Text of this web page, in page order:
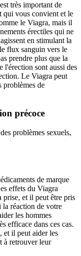
très important de
qui vous convient et le
le Viagra, mais il
érectiles qui ne
en stimulant la
flux sanguin vers le
prendre plus que la
l'érection sont aussi des
Le Viagra peut
problèmes de
précoce
problèmes sexuels,
de marque
effets du Viagra
prise, et il peut être pris
la réaction de votre
les hommes
efficace dans ces cas.
et il peut aider les
à retrouver leur